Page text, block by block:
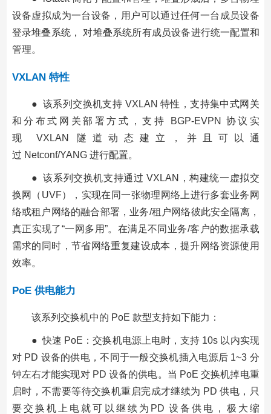
设备虚拟成为一台设备，用户可以通过任何一台成员设备
登录堆叠系统， 对堆叠系统所有成员设备进行统一配置和
管理。
VXLAN 特性
● 该系列交换机支持 VXLAN 特性，支持集中式网关
和分布式网关部署方式，支持 BGP-EVPN 协议实
现 VXLAN 隧道动态建立，并且可以通
过 Netconf/YANG 进行配置。
● 该系列交换机支持通过 VXLAN，构建统一虚拟交
换网（UVF），实现在同一张物理网络上进行多套业务网
络或租户网络的融合部署，业务/租户网络彼此安全隔离，
真正实现了“一网多用”。在满足不同业务/客户的数据承载
需求的同时，节省网络重复建设成本，提升网络资源使用
效率。
PoE 供电能力
该系列交换机中的 PoE 款型支持如下能力：
● 快速 PoE：交换机电源上电时，支持 10s 以内实现
对 PD 设备的供电，不同于一般交换机插入电源后 1~3 分
钟左右才能实现对 PD 设备的供电。当 PoE 交换机掉电重
启时，不需要等待交换机重启完成才继续为 PD 供电，只
要交换机上电就可以继续为PD 设备供电，极大缩